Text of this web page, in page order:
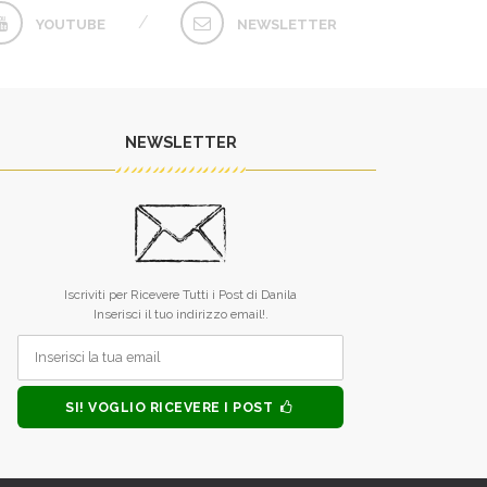
YOUTUBE NEWSLETTER
L’unico difetto dei tuoi libri è che
MONICA ALLEGRUCCI
NEWSLETTER
Iscriviti per Ricevere Tutti i Post di Danila
Inserisci il tuo indirizzo email!.
SI! VOGLIO RICEVERE I POST